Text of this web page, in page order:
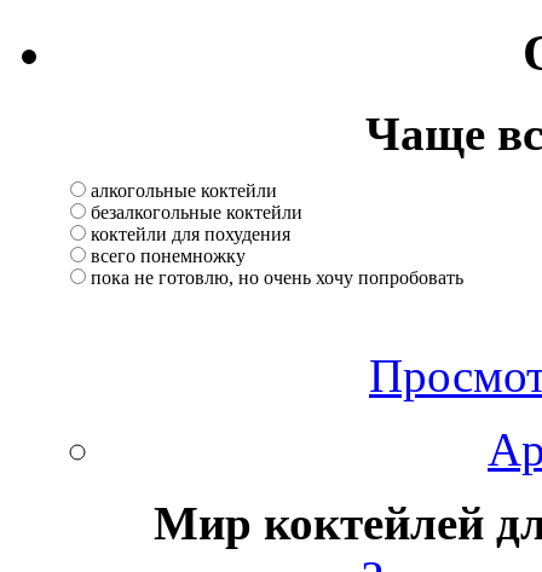
Чаще
алкогольные коктейли
безалкогольные коктейли
коктейли для похудения
всего понемножку
пока не готовлю, но очень хочу попробовать
Мир коктейлей